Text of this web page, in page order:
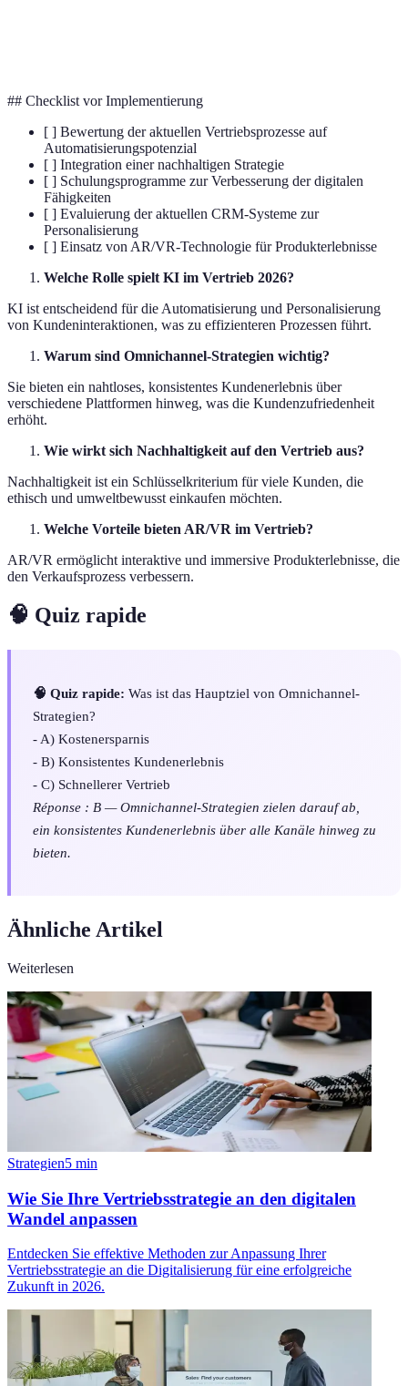
## Checklist vor Implementierung
[ ] Bewertung der aktuellen Vertriebsprozesse auf
Automatisierungspotenzial
[ ] Integration einer nachhaltigen Strategie
[ ] Schulungsprogramme zur Verbesserung der digitalen
Fähigkeiten
[ ] Evaluierung der aktuellen CRM-Systeme zur
Personalisierung
[ ] Einsatz von AR/VR-Technologie für Produkterlebnisse
Welche Rolle spielt KI im Vertrieb 2026?
KI ist entscheidend für die Automatisierung und Personalisierung
von Kundeninteraktionen, was zu effizienteren Prozessen führt.
Warum sind Omnichannel-Strategien wichtig?
Sie bieten ein nahtloses, konsistentes Kundenerlebnis über
verschiedene Plattformen hinweg, was die Kundenzufriedenheit
erhöht.
Wie wirkt sich Nachhaltigkeit auf den Vertrieb aus?
Nachhaltigkeit ist ein Schlüsselkriterium für viele Kunden, die
ethisch und umweltbewusst einkaufen möchten.
Welche Vorteile bieten AR/VR im Vertrieb?
AR/VR ermöglicht interaktive und immersive Produkterlebnisse, die
den Verkaufsprozess verbessern.
🧠 Quiz rapide
🧠 Quiz rapide: Was ist das Hauptziel von Omnichannel-
Strategien?
- A) Kostenersparnis
- B) Konsistentes Kundenerlebnis
- C) Schnellerer Vertrieb
Réponse : B — Omnichannel-Strategien zielen darauf ab,
ein konsistentes Kundenerlebnis über alle Kanäle hinweg zu
bieten.
Ähnliche Artikel
Weiterlesen
Strategien5 min
Wie Sie Ihre Vertriebsstrategie an den digitalen
Wandel anpassen
Entdecken Sie effektive Methoden zur Anpassung Ihrer
Vertriebsstrategie an die Digitalisierung für eine erfolgreiche
Zukunft in 2026.